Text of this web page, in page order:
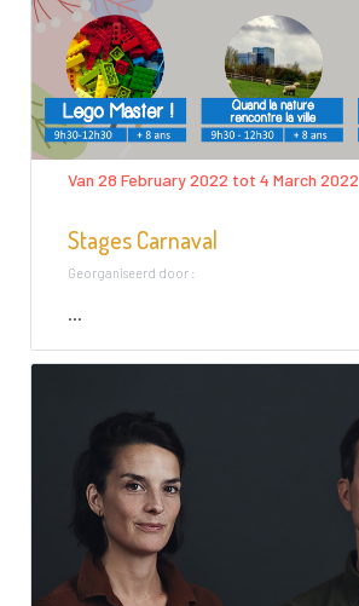
Van 28 February 2022 tot 4 March 2022
Stages Carnaval
Georganiseerd door :
...